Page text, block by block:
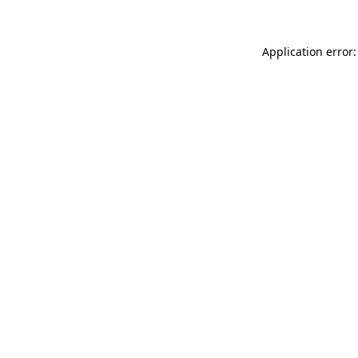
Application